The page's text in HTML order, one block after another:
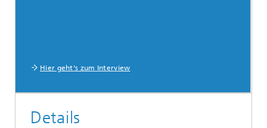
Hier geht's zum Interview
Details